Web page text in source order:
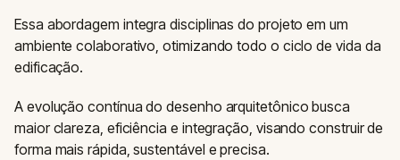
Essa abordagem integra disciplinas do projeto em um
ambiente colaborativo, otimizando todo o ciclo de vida da
edificação.
A evolução contínua do desenho arquitetônico busca
maior clareza, eficiência e integração, visando construir de
forma mais rápida, sustentável e precisa.